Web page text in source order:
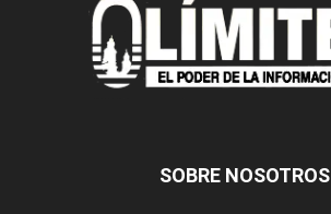
SOBRE NOSOTROS